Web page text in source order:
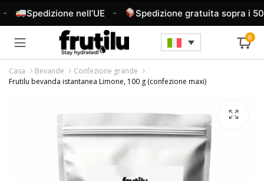
Spedizione nell’UE Spedizione gratuita sopra i 50
0
Casa Bevande
Confezione grande
Frutilu bevanda istantanea Limone, 100 g (confezione maxi)